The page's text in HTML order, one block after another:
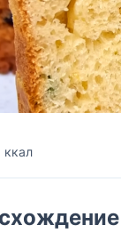
ккал